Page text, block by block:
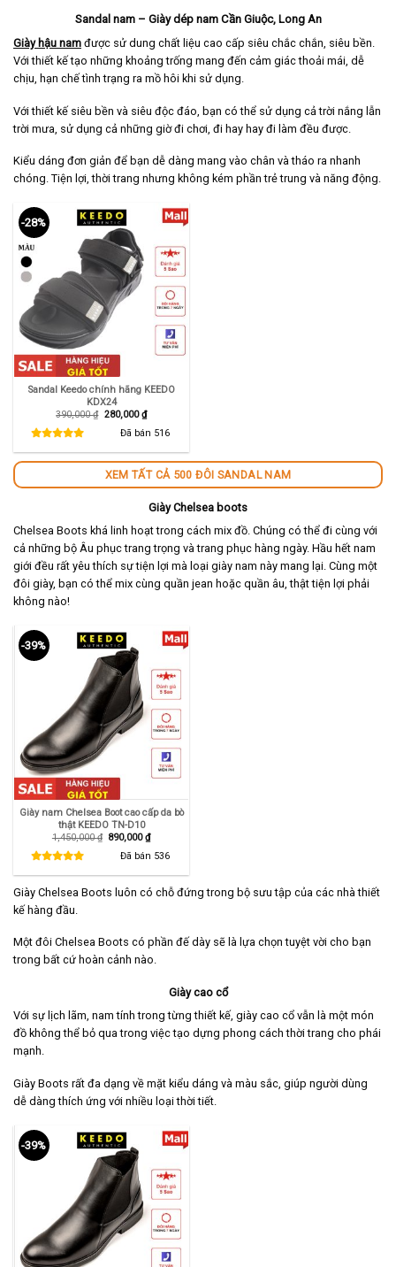
Sandal nam – Giày dép nam Cần Giuộc, Long An
Giày hậu nam được sử dung chất liệu cao cấp siêu chắc chắn, siêu bền.
Với thiết kế tạo những khoảng trống mang đến cảm giác thoải mái, dễ
chịu, hạn chế tình trạng ra mồ hôi khi sử dụng.
Với thiết kế siêu bền và siêu độc đáo, bạn có thể sử dụng cả trời nắng lẫn
trời mưa, sử dụng cả những giờ đi chơi, đi hay hay đi làm đều được.
Kiểu dáng đơn giản để bạn dễ dàng mang vào chân và tháo ra nhanh
chóng. Tiện lợi, thời trang nhưng không kém phần trẻ trung và năng động.
-28%
Sandal Keedo chính hãng KEEDO
KDX24
390,000₫ Giá
280,000₫Giá
hiện
tại
Đã bán 516
XEM TẤT CẢ 500 ĐÔI SANDAL NAM
Giày Chelsea boots
Chelsea Boots khá linh hoạt trong cách mix đồ. Chúng có thể đi cùng với
cả những bộ Âu phục trang trọng và trang phục hàng ngày. Hầu hết nam
giới đều rất yêu thích sự tiện lợi mà loại giày nam này mang lại. Cùng một
đôi giày, bạn có thể mix cùng quần jean hoặc quần âu, thật tiện lợi phải
không nào!
-39%
Giày nam Chelsea Boot cao cấp da bò
thật KEEDO TN-D10
1,450,000₫ Giá
890,000₫Giá
hiện
tại
Đã bán 536
Giày Chelsea Boots luôn có chỗ đứng trong bộ sưu tập của các nhà thiết
kế hàng đầu.
Một đôi Chelsea Boots có phần đế dày sẽ là lựa chọn tuyệt vời cho bạn
trong bất cứ hoàn cảnh nào.
Giày cao cổ
Với sự lịch lãm, nam tính trong từng thiết kế, giày cao cổ vẫn là một món
đồ không thể bỏ qua trong việc tạo dựng phong cách thời trang cho phái
mạnh.
Giày Boots rất đa dạng về mặt kiểu dáng và màu sắc, giúp người dùng
dễ dàng thích ứng với nhiều loại thời tiết.
-39%